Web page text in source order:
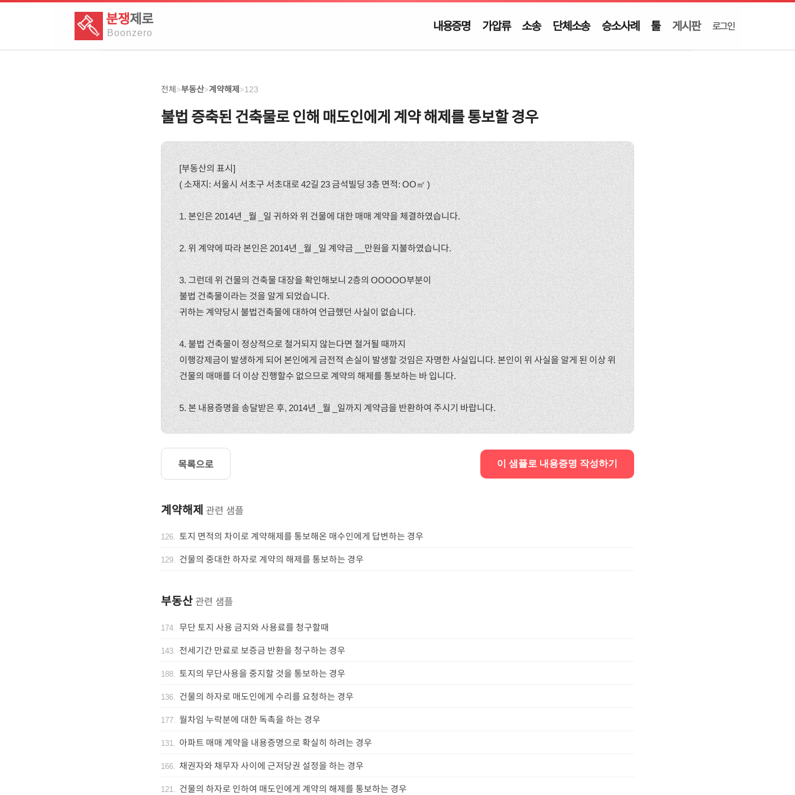
분쟁제로
Boonzero 내용증명 가압류 소송 단체소송 승소사례 툴 게시판 로그인
전체>부동산>계약해제>123
불법 증축된 건축물로 인해 매도인에게 계약 해제를 통보할 경우
[부동산의 표시]
( 소재지: 서울시 서초구 서초대로 42길 23 금석빌딩 3층 면적: OO㎡ )
1. 본인은 2014년 _월 _일 귀하와 위 건물에 대한 매매 계약을 체결하였습니다.
2. 위 계약에 따라 본인은 2014년 _월 _일 계약금 __만원을 지불하였습니다.
3. 그런데 위 건물의 건축물 대장을 확인해보니 2층의 OOOOO부분이
불법 건축물이라는 것을 알게 되었습니다.
귀하는 계약당시 불법건축물에 대하여 언급했던 사실이 없습니다.
4. 불법 건축물이 정상적으로 철거되지 않는다면 철거될 때까지
이행강제금이 발생하게 되어 본인에게 금전적 손실이 발생할 것임은 자명한 사실입니다. 본인이 위 사실을 알게 된 이상 위
건물의 매매를 더 이상 진행할수 없으므로 계약의 해제를 통보하는 바 입니다.
5. 본 내용증명을 송달받은 후, 2014년 _월 _일까지 계약금을 반환하여 주시기 바랍니다.
목록으로 이 샘플로 내용증명 작성하기
계약해제 관련 샘플
126. 토지 면적의 차이로 계약해제를 통보해온 매수인에게 답변하는 경우
129. 건물의 중대한 하자로 계약의 해제를 통보하는 경우
부동산 관련 샘플
174. 무단 토지 사용 금지와 사용료를 청구할때
143. 전세기간 만료로 보증금 반환을 청구하는 경우
188. 토지의 무단사용을 중지할 것을 통보하는 경우
136. 건물의 하자로 매도인에게 수리를 요청하는 경우
177. 월차임 누락분에 대한 독촉을 하는 경우
131. 아파트 매매 계약을 내용증명으로 확실히 하려는 경우
166. 채권자와 채무자 사이에 근저당권 설정을 하는 경우
121. 건물의 하자로 인하여 매도인에게 계약의 해제를 통보하는 경우